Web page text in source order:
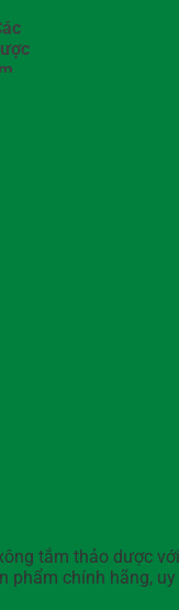
tắm thảo dược với
phẩm chính hãng, uy